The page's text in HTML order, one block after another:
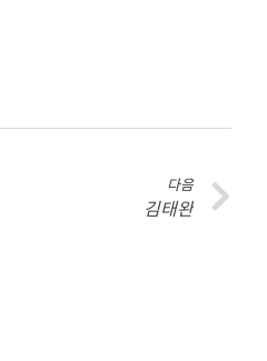
다음
김태완